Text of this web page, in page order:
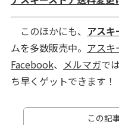
このほかにも、 アスキ
ムを多数販売中。 アス
Facebook、 メルマガで
ち早くゲットできます
この記